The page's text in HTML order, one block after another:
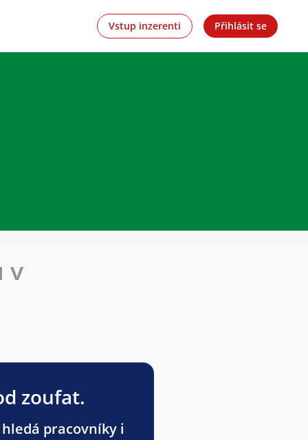
Vstup inzerenti Přihlásit se
v
zoufat.
pracovníky i